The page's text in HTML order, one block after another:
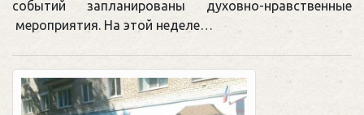
событий запланированы духовно-нравственные
мероприятия. На этой неделе…